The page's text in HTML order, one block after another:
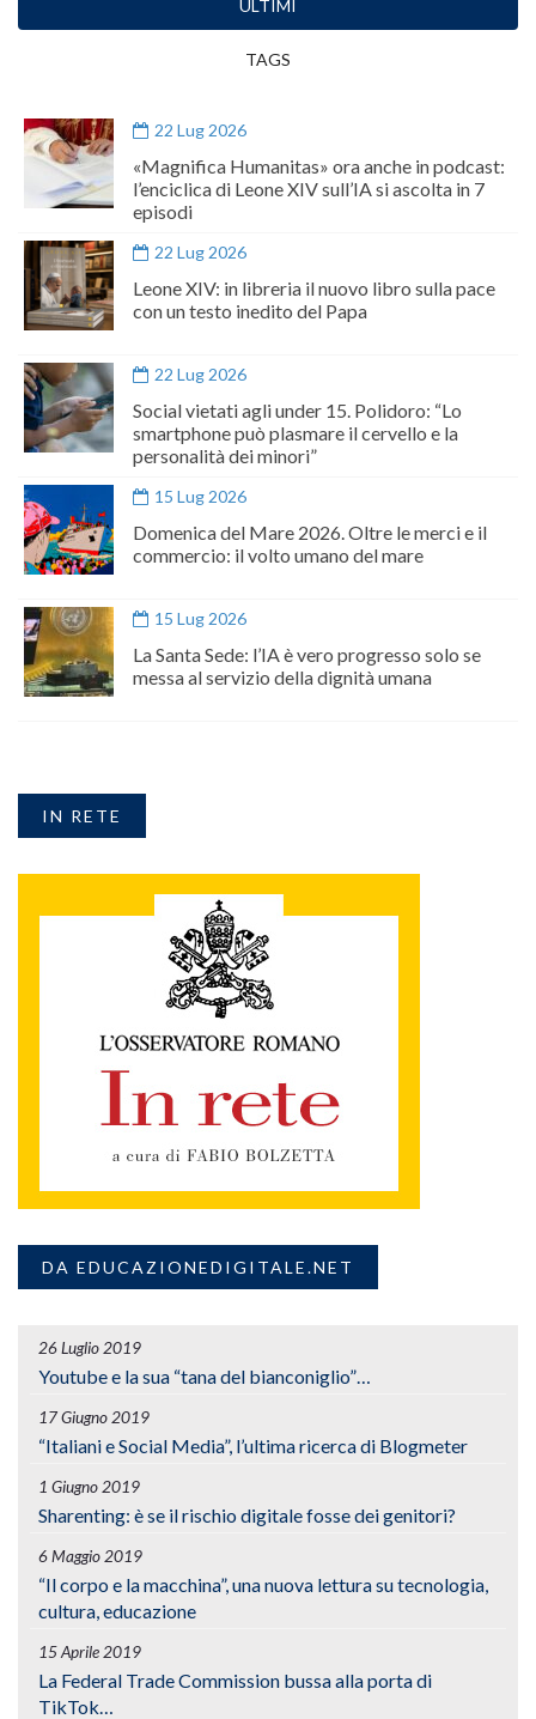
ULTIMI
TAGS
22 Lug 2026
«Magnifica Humanitas» ora anche in podcast:
l’enciclica di Leone XIV sull’IA si ascolta in 7
episodi
22 Lug 2026
Leone XIV: in libreria il nuovo libro sulla pace
con un testo inedito del Papa
22 Lug 2026
Social vietati agli under 15. Polidoro: “Lo
smartphone può plasmare il cervello e la
personalità dei minori”
15 Lug 2026
Domenica del Mare 2026. Oltre le merci e il
commercio: il volto umano del mare
15 Lug 2026
La Santa Sede: l’IA è vero progresso solo se
messa al servizio della dignità umana
IN RETE
DA EDUCAZIONEDIGITALE.NET
26 Luglio 2019
Youtube e la sua “tana del bianconiglio”…
17 Giugno 2019
“Italiani e Social Media”, l’ultima ricerca di Blogmeter
1 Giugno 2019
Sharenting: è se il rischio digitale fosse dei genitori?
6 Maggio 2019
“Il corpo e la macchina”, una nuova lettura su tecnologia,
cultura, educazione
15 Aprile 2019
La Federal Trade Commission bussa alla porta di
TikTok…